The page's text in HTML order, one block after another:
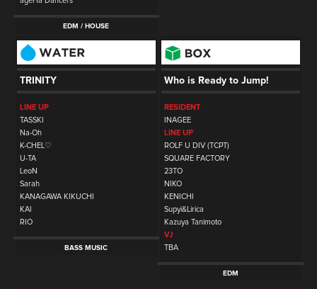
EDM / HOUSE
TRINITY
LINE UP
TASSKI
Na-Oh
K-CHEL♡
U-TA
LeoN
Sarah
KANAGAWA KIKUCHI
KAI
RIO
BASS MUSIC
Who is Ready to Jump!
RESIDENT
INAGEE
LINE UP
ROLF U DIV (TCPT)
SQUARE FACTORY
23TO
NIKO
KENICHI
Supyi&Lirica
Kazuya Tanimoto
VJ
TBA
EDM